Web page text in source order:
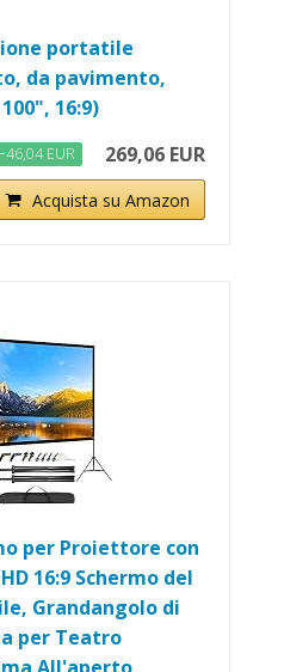
portatile
da pavimento,
16:9)
EUR 269,06 EUR
Acquista su Amazon
per Proiettore con
16:9 Schermo del
Grandangolo di
per Teatro